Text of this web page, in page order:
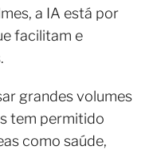
a IA está por
facilitam e
grandes volumes
tem permitido
como saúde,